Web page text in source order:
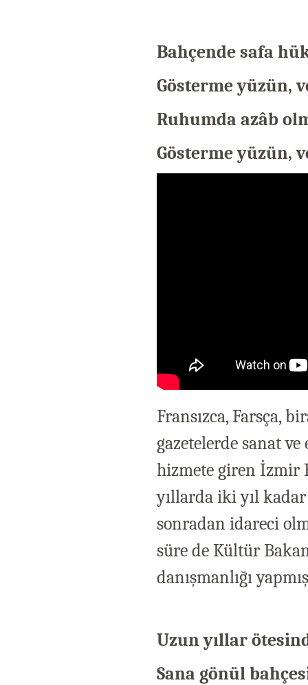
Bahçende safa
Gösterme yüzün,
Ruhumda azâb
Gösterme yüzün,
Fransızca, Farsça,
gazetelerde sanat ve
hizmete giren İzmir
yıllarda iki yıl
sonradan idareci
süre de Kültür
danışmanlığı
Uzun yıllar
Sana gönül